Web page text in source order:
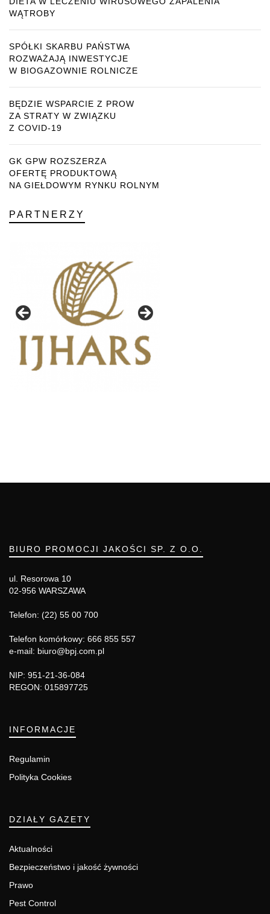
WĄTROBY
SPÓŁKI SKARBU PAŃSTWA
ROZWAŻAJĄ INWESTYCJE
W BIOGAZOWNIE ROLNICZE
BĘDZIE WSPARCIE Z PROW
ZA STRATY W ZWIĄZKU
Z COVID-19
GK GPW ROZSZERZA
OFERTĘ PRODUKTOWĄ
NA GIEŁDOWYM RYNKU ROLNYM
PARTNERZY
BIURO PROMOCJI JAKOŚCI SP. Z O.O.
ul. Resorowa 10
02-956 WARSZAWA
Telefon: (22) 55 00 700
Telefon komórkowy: 666 855 557
e-mail: biuro@bpj.com.pl
NIP: 951-21-36-084
REGON: 015897725
INFORMACJE
Regulamin
Polityka Cookies
DZIAŁY GAZETY
Aktualności
Bezpieczeństwo i jakość żywności
Prawo
Pest Control